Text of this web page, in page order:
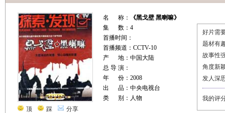
顶 踩 分享
名 称：
《黑戈壁 黑喇嘛》
集 数：4
首播时间：
首播频道：CCTV-10
产 地：中国大陆
总 导 演：
年 份：2008
出 品：中央电视台
类 别：人物
好片需
题材有
故事性
角度新
发人深
我的评